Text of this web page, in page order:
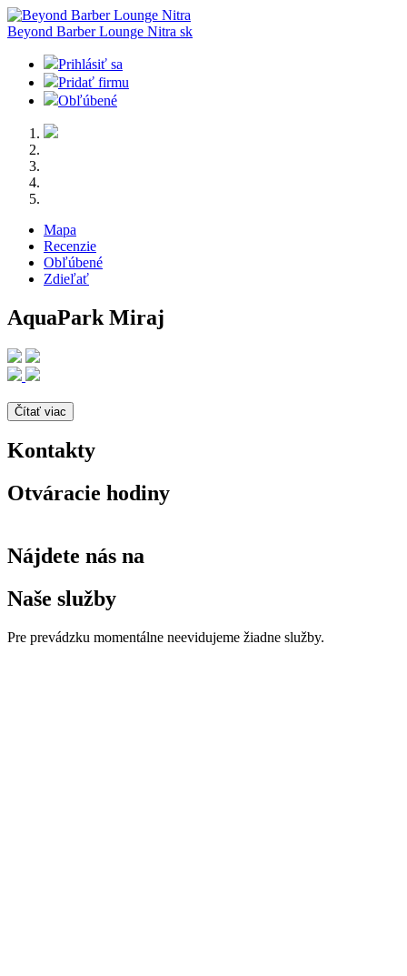
Beyond Barber Lounge Nitra sk
Prihlásiť sa
Pridať firmu
Obľúbené
Mapa
Recenzie
Obľúbené
Zdieľať
AquaPark Miraj
Čítať viac
Kontakty
Otváracie hodiny
Nájdete nás na
Naše služby
Pre prevádzku momentálne neevidujeme žiadne služby.